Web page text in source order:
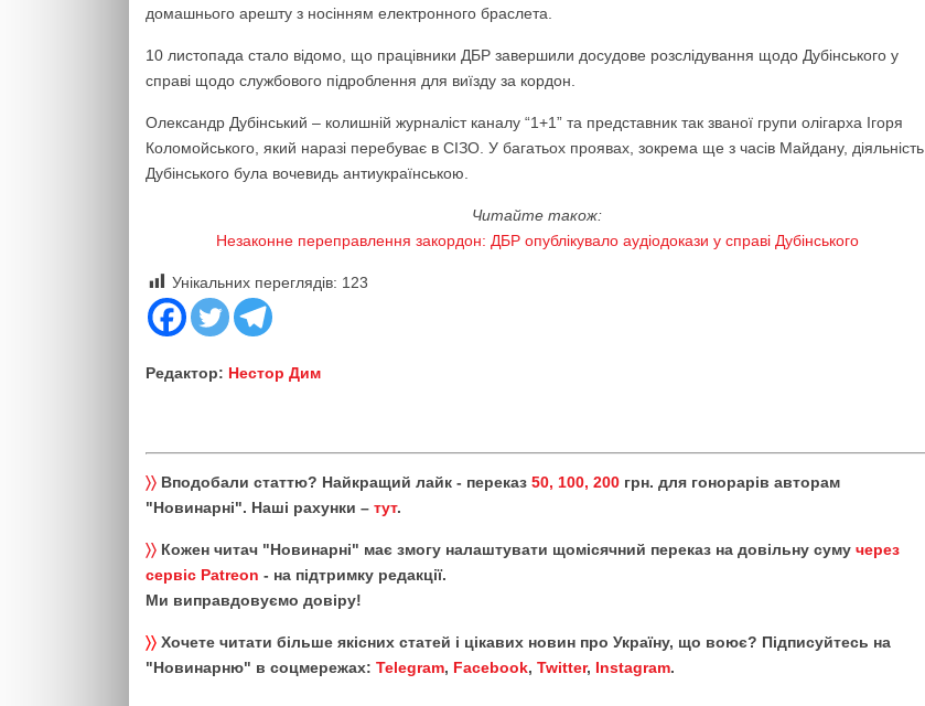
домашнього арешту з носінням електронного браслета.
10 листопада стало відомо, що працівники ДБР завершили досудове розслідування щодо Дубінського у
справі щодо службового підроблення для виїзду за кордон.
Олександр Дубінський – колишній журналіст каналу “1+1” та представник так званої групи олігарха Ігоря
Коломойського, який наразі перебуває в СІЗО. У багатьох проявах, зокрема ще з часів Майдану, діяльність
Дубінського була вочевидь антиукраїнською.
Читайте також:
Незаконне переправлення закордон: ДБР опублікувало аудіодокази у справі Дубінського
Унікальних переглядів: 123
Редактор: Нестор Дим
〉〉 Вподобали статтю? Найкращий лайк - переказ 50, 100, 200 грн. для гонорарів авторам
"Новинарні". Наші рахунки – тут.
〉〉 Кожен читач "Новинарні" має змогу налаштувати щомісячний переказ на довільну суму через
сервіс Patreon - на підтримку редакції.
Ми виправдовуємо довіру!
〉〉 Хочете читати більше якісних статей і цікавих новин про Україну, що воює? Підписуйтесь на
"Новинарню" в соцмережах: Telegram, Facebook, Twitter, Instagram.